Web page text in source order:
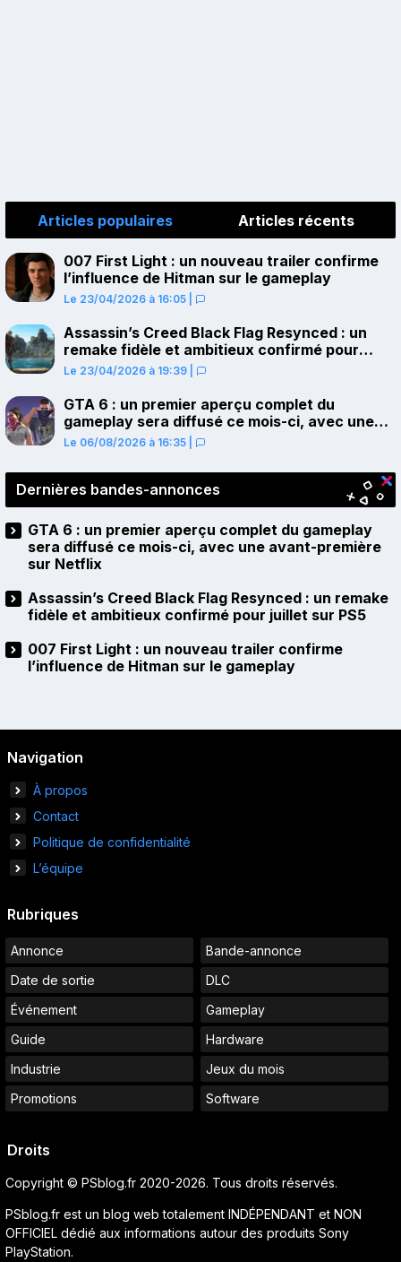
Articles populaires Articles récents
007 First Light : un nouveau trailer confirme
l’influence de Hitman sur le gameplay
Le 23/04/2026 à 16:05
Assassin’s Creed Black Flag Resynced : un
remake fidèle et ambitieux confirmé pour
juillet sur PS5
Le 23/04/2026 à 19:39
GTA 6 : un premier aperçu complet du
gameplay sera diffusé ce mois-ci, avec une
avant-première sur Netflix
Le 06/08/2026 à 16:35
Dernières bandes-annonces
GTA 6 : un premier aperçu complet du gameplay
sera diffusé ce mois-ci, avec une avant-première
sur Netflix
Assassin’s Creed Black Flag Resynced : un remake
fidèle et ambitieux confirmé pour juillet sur PS5
007 First Light : un nouveau trailer confirme
l’influence de Hitman sur le gameplay
Navigation
À propos
Contact
Politique de confidentialité
L’équipe
Rubriques
Annonce
Bande-annonce
Date de sortie
DLC
Événement
Gameplay
Guide
Hardware
Industrie
Jeux du mois
Promotions
Software
Droits
Copyright © PSblog.fr 2020-2026. Tous droits réservés.
PSblog.fr est un blog web totalement INDÉPENDANT et NON
OFFICIEL dédié aux informations autour des produits Sony
PlayStation.